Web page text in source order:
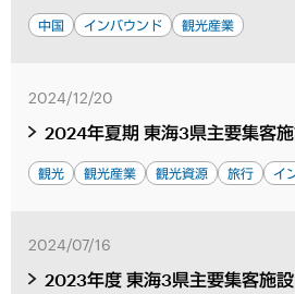
中国 インバウンド 観光産業
2024/12/20
2024年夏期 東海3県主要集客
観光 観光産業 観光資源 旅行 イ
2024/07/16
2023年度 東海3県主要集客施